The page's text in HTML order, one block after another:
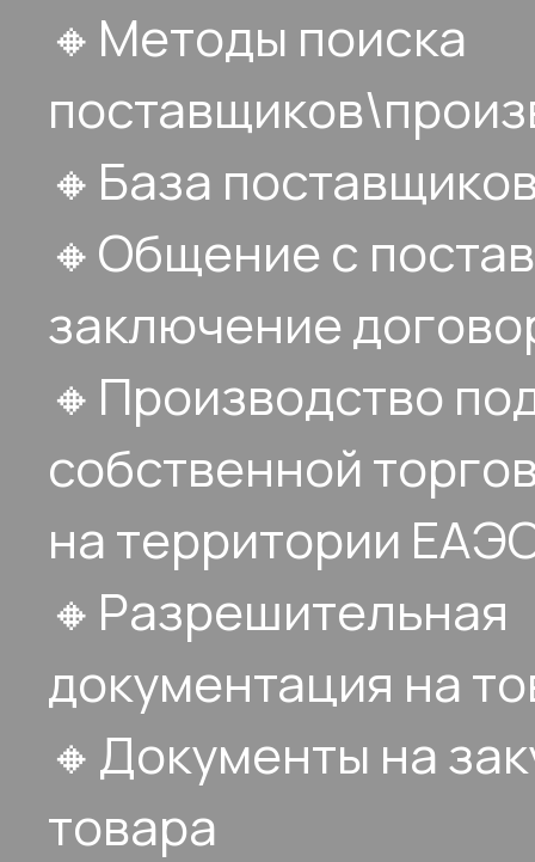
🔸Методы поиска
🔸База
🔸Общение с
заключение
🔸Производство
собственной
на территории
🔸Разрешительная
документация на
🔸Документы на
товара